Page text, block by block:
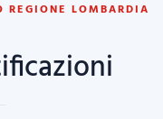
REGIONE LOMBARDIA